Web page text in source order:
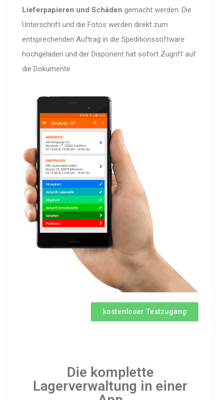
Lieferpapieren und Schäden gemacht werden. Die
Unterschrift und die Fotos werden direkt zum
entsprechenden Auftrag in die Speditionssoftware
hochgeladen und der Disponent hat sofort Zugriff auf
die Dokumente
kostenloser Testzugang
Die komplette
Lagerverwaltung in einer